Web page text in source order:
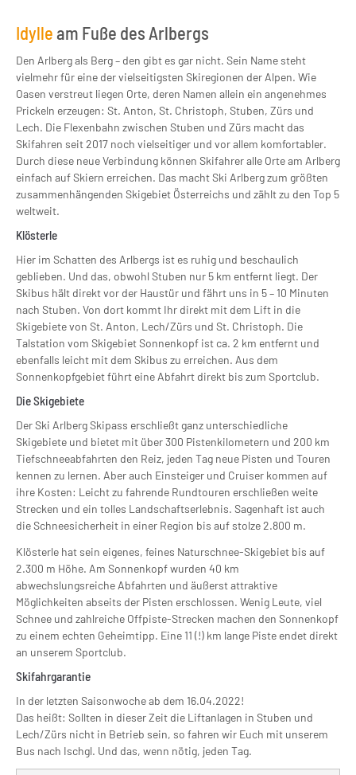
Idylleam Fuße des Arlbergs
Den Arlberg als Berg – den gibt es gar nicht. Sein Name steht
vielmehr für eine der vielseitigsten Skiregionen der Alpen. Wie
Oasen verstreut liegen Orte, deren Namen allein ein angenehmes
Prickeln erzeugen: St. Anton, St. Christoph, Stuben, Zürs und
Lech. Die Flexenbahn zwischen Stuben und Zürs macht das
Skifahren seit 2017 noch vielseitiger und vor allem komfortabler.
Durch diese neue Verbindung können Skifahrer alle Orte am Arlberg
einfach auf Skiern erreichen. Das macht Ski Arlberg zum größten
zusammenhängenden Skigebiet Österreichs und zählt zu den Top 5
weltweit.
Klösterle
Hier im Schatten des Arlbergs ist es ruhig und beschaulich
geblieben. Und das, obwohl Stuben nur 5 km entfernt liegt. Der
Skibus hält direkt vor der Haustür und fährt uns in 5 – 10 Minuten
nach Stuben. Von dort kommt Ihr direkt mit dem Lift in die
Skigebiete von St. Anton, Lech/Zürs und St. Christoph. Die
Talstation vom Skigebiet Sonnenkopf ist ca. 2 km entfernt und
ebenfalls leicht mit dem Skibus zu erreichen. Aus dem
Sonnenkopfgebiet führt eine Abfahrt direkt bis zum Sportclub.
Die Skigebiete
Der Ski Arlberg Skipass erschließt ganz unterschiedliche
Skigebiete und bietet mit über 300 Pistenkilometern und 200 km
Tiefschneeabfahrten den Reiz, jeden Tag neue Pisten und Touren
kennen zu lernen. Aber auch Einsteiger und Cruiser kommen auf
ihre Kosten: Leicht zu fahrende Rundtouren erschließen weite
Strecken und ein tolles Landschaftserlebnis. Sagenhaft ist auch
die Schneesicherheit in einer Region bis auf stolze 2.800 m.
Klösterle hat sein eigenes, feines Naturschnee-Skigebiet bis auf
2.300 m Höhe. Am Sonnenkopf wurden 40 km
abwechslungsreiche Abfahrten und äußerst attraktive
Möglichkeiten abseits der Pisten erschlossen. Wenig Leute, viel
Schnee und zahlreiche Offpiste-Strecken machen den Sonnenkopf
zu einem echten Geheimtipp. Eine 11 (!) km lange Piste endet direkt
an unserem Sportclub.
Skifahrgarantie
In der letzten Saisonwoche ab dem 16.04.2022!
Das heißt: Sollten in dieser Zeit die Liftanlagen in Stuben und
Lech/Zürs nicht in Betrieb sein, so fahren wir Euch mit unserem
Bus nach Ischgl. Und das, wenn nötig, jeden Tag.